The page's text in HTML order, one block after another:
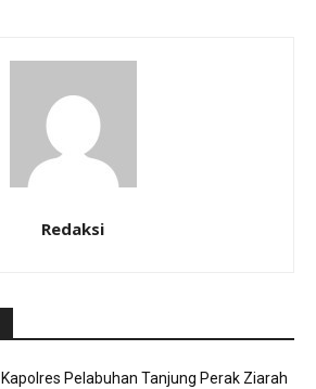
Redaksi
Kapolres Pelabuhan Tanjung Perak Ziarah